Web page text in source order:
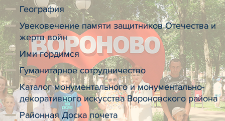
География
Увековечение памяти защитников Отечества и
жертв войн
Ими гордимся
Гуманитарное сотрудничество
Каталог монументального и монументально-
декоративного искусства Вороновского района
Районная Доска почета